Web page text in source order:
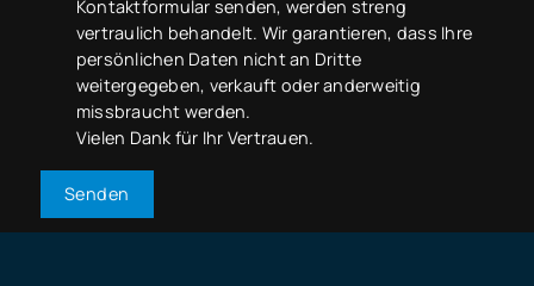
Kontaktformular senden, werden streng
vertraulich behandelt. Wir garantieren, dass Ihre
persönlichen Daten nicht an Dritte
weitergegeben, verkauft oder anderweitig
missbraucht werden.
Vielen Dank für Ihr Vertrauen.
Senden